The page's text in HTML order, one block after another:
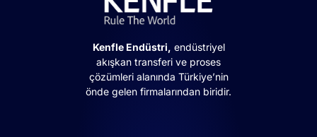
Kenfle Endüstri, endüstriyel
akışkan transferi ve proses
çözümleri alanında Türkiye’nin
önde gelen firmalarından biridir.